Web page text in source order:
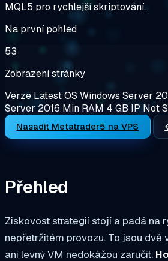
MQL5 pro rychlejší skriptování.
Na první pohled
53
Zobrazení stránky
Verze LatestOS Windows Server
Server 2016 Min RAM 4 GB IP Not
Nasadit Metatrader5 na VPS
Přehled
Ziskovost strategií stojí a padá na
nepřetržitém provozu. To jsou dvě
ani levný VM nedokážou zaručit.